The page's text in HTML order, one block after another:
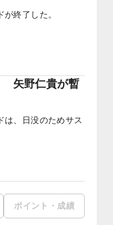
終了した。
矢野仁貴が暫
は、日没のためサス
ポイント・成績